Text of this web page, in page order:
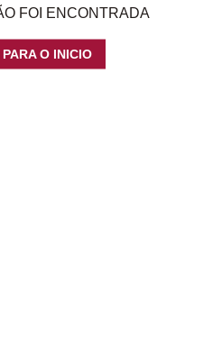
FOI ENCONTRADA
O INICIO